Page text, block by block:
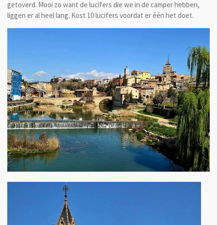
getoverd. Mooi zo want de lucifers die we in de camper hebben,
liggen er al heel lang. Kost 10 lucifers voordat er één het doet.